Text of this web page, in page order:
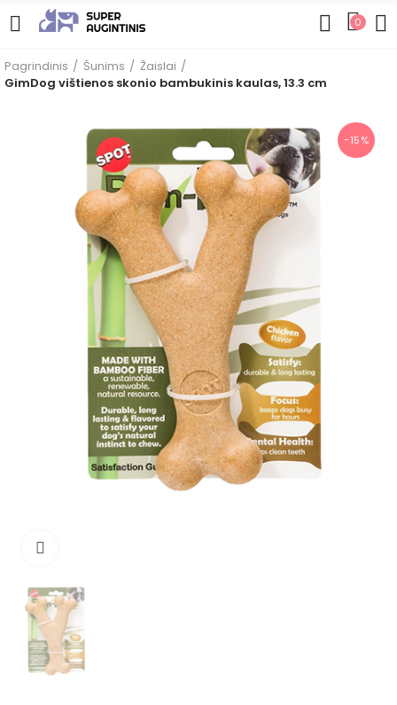
0
Pagrindinis Šunims
Žaislai
GimDog vištienos skonio bambukinis kaulas, 13.3 cm
−15%